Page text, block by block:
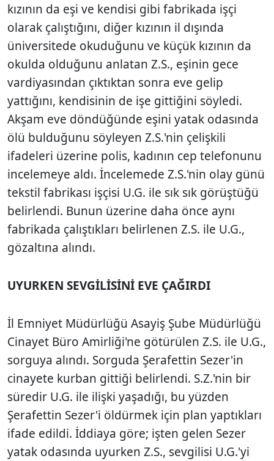
kızının da eşi ve kendisi gibi fabrikada işçi
olarak çalıştığını, diğer kızının il dışında
üniversitede okuduğunu ve küçük kızının da
okulda olduğunu anlatan Z.S., eşinin gece
vardiyasından çıktıktan sonra eve gelip
yattığını, kendisinin de işe gittiğini söyledi.
Akşam eve döndüğünde eşini yatak odasında
ölü bulduğunu söyleyen Z.S.'nin çelişkili
ifadeleri üzerine polis, kadının cep telefonunu
incelemeye aldı. İncelemede Z.S.'nin olay günü
tekstil fabrikası işçisi U.G. ile sık sık görüştüğü
belirlendi. Bunun üzerine daha önce aynı
fabrikada çalıştıkları belirlenen Z.S. ile U.G.,
gözaltına alındı.
UYURKEN SEVGİLİSİNİ EVE ÇAĞIRDI
İl Emniyet Müdürlüğü Asayiş Şube Müdürlüğü
Cinayet Büro Amirliği'ne götürülen Z.S. ile U.G.,
sorguya alındı. Sorguda Şerafettin Sezer'in
cinayete kurban gittiği belirlendi. S.Z.'nin bir
süredir U.G. ile ilişki yaşadığı, bu yüzden
Şerafettin Sezer'i öldürmek için plan yaptıkları
ifade edildi. İddiaya göre; işten gelen Sezer
yatak odasında uyurken Z.S., sevgilisi U.G.'yi